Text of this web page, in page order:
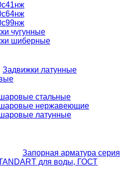
чугунные
шиберные
Задвижки латунные
стальные
нержавеющие
латунные
Запорная арматура серия
для воды, ГОСТ